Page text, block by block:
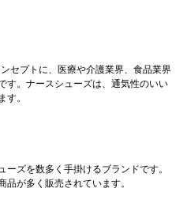
セプトに、医療や介護業界、食品業界
す。ナースシューズは、通気性のいい
ズを数多く手掛けるブランドです。